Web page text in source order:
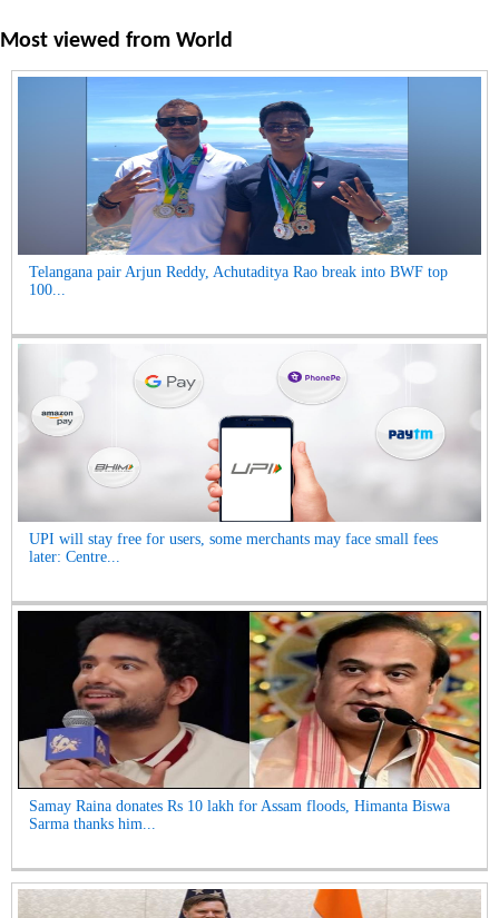
Most viewed from World
Telangana pair Arjun Reddy, Achutaditya Rao break into BWF top
100...
UPI will stay free for users, some merchants may face small fees
later: Centre...
Samay Raina donates Rs 10 lakh for Assam floods, Himanta Biswa
Sarma thanks him...